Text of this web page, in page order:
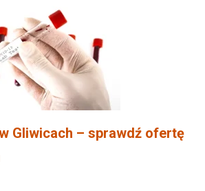
Gliwicach – sprawdź ofertę